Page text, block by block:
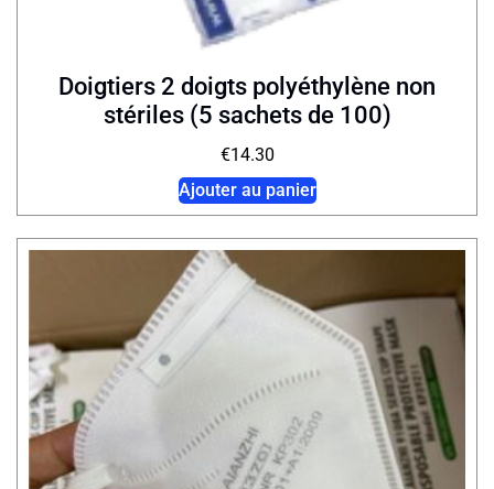
Doigtiers 2 doigts polyéthylène non
stériles (5 sachets de 100)
€14.30
Ajouter au panier